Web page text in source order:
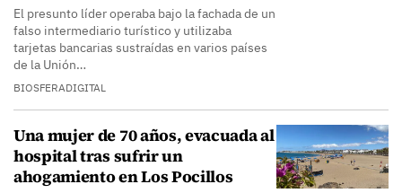
El presunto líder operaba bajo la fachada de un
falso intermediario turístico y utilizaba
tarjetas bancarias sustraídas en varios países
de la Unión…
BIOSFERADIGITAL
Una mujer de 70 años, evacuada al
hospital tras sufrir un
ahogamiento en Los Pocillos